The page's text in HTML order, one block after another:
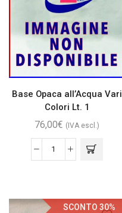
Base Opaca all’Acqua Vari
Colori Lt. 1
76,00€ (IVA escl.)
SCONTO 30%